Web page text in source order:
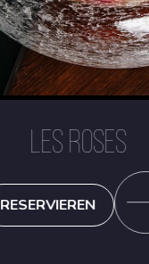
LES ROSES
RESERVIEREN